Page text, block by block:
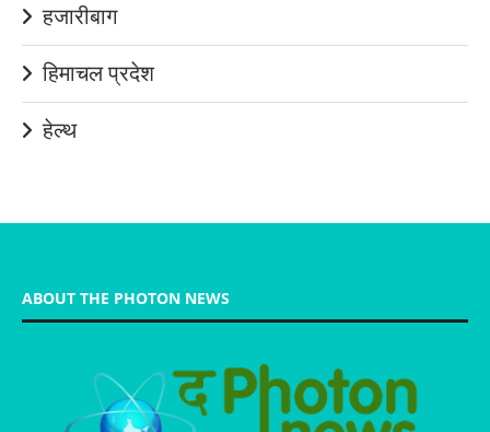
हजारीबाग
हिमाचल प्रदेश
हेल्थ
ABOUT THE PHOTON NEWS